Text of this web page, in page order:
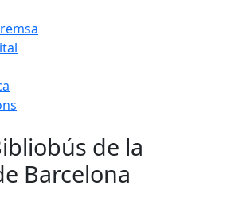
de la
Barcelona